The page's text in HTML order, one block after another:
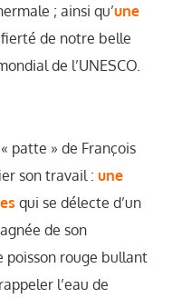
; ainsi qu’une
de notre belle
de l’UNESCO.
patte » de François
son travail : une
qui se délecte d’un
de son
poisson rouge bullant
l’eau de